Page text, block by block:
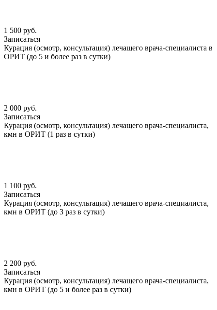
1 500 руб.
Записаться
Курация (осмотр, консультация) лечащего врача-специалиста в
ОРИТ (до 5 и более раз в сутки)
2 000 руб.
Записаться
Курация (осмотр, консультация) лечащего врача-специалиста,
кмн в ОРИТ (1 раз в сутки)
1 100 руб.
Записаться
Курация (осмотр, консультация) лечащего врача-специалиста,
кмн в ОРИТ (до 3 раз в сутки)
2 200 руб.
Записаться
Курация (осмотр, консультация) лечащего врача-специалиста,
кмн в ОРИТ (до 5 и более раз в сутки)